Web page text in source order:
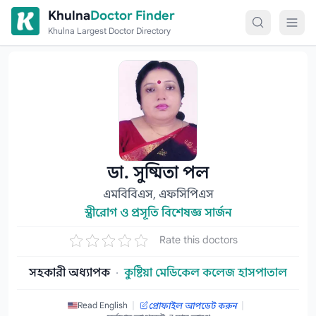
Skip to content
KhulnaDoctor Finder
Khulna Largest Doctor Directory
ডা. সুষ্মিতা পল
এমবিবিএস, এফসিপিএস
স্ত্রীরোগ ও প্রসূতি বিশেষজ্ঞ সার্জন
Rate this doctors
সহকারী অধ্যাপক · কুষ্টিয়া মেডিকেল কলেজ হাসপাতাল
Read English | প্রোফাইল আপডেট করুন |